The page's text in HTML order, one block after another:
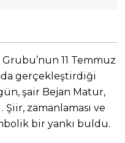
11 Temmuz
gerçekleştirdiği
şair Bejan Matur,
Şiir, zamanlaması ve
bir yankı buldu.